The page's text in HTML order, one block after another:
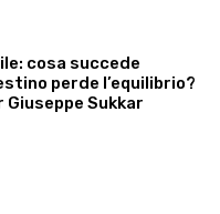
cosa succede
perde l’equilibrio?
Giuseppe Sukkar